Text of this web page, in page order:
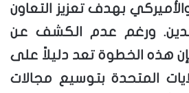
بهدف تعزيز التعاون
ورغم عدم الكشف عن
هذه الخطوة تعد دليلاً على
المتحدة بتوسيع مجالات